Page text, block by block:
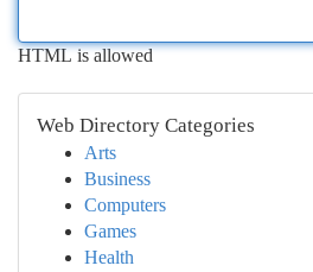
HTML is allowed
Web Directory Categories
Arts
Business
Computers
Games
Health